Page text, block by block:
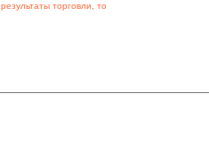
результаты торговли, то